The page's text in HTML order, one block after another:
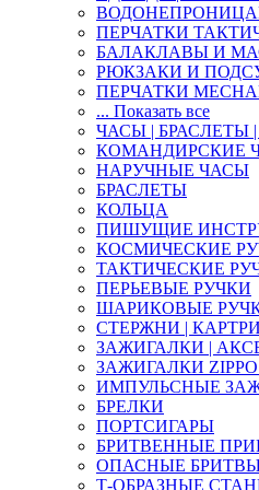
ПЕРЧАТКИ
БАЛАКЛАВЫ И
РЮКЗАКИ И
ПЕРЧАТКИ
... Показать все
ЧАСЫ | БРАСЛЕТЫ
КОМАНДИРСКИЕ
НАРУЧНЫЕ ЧАСЫ
БРАСЛЕТЫ
КОЛЬЦА
ПИШУЩИЕ
КОСМИЧЕСКИЕ
ТАКТИЧЕСКИЕ
ПЕРЬЕВЫЕ РУЧКИ
ШАРИКОВЫЕ
СТЕРЖНИ |
ЗАЖИГАЛКИ |
ЗАЖИГАЛКИ ZIPPO
ИМПУЛЬСНЫЕ
БРЕЛКИ
ПОРТСИГАРЫ
БРИТВЕННЫЕ
ОПАСНЫЕ
Т-ОБРАЗНЫЕ